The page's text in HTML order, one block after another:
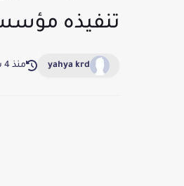
تنفيذه
yahya krd منذ 4 سنة